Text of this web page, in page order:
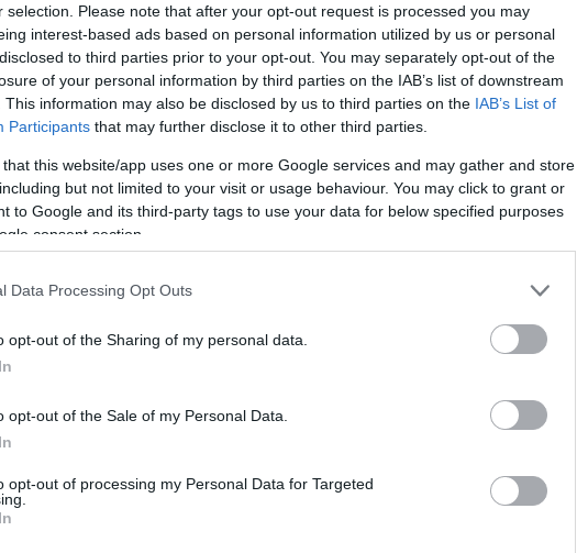
selection. Please note that after your opt-out request is processed you may
interest-based ads based on personal information utilized by us or personal
to third parties prior to your opt-out. You may separately opt-out of the
of your personal information by third parties on the IAB’s list of downstream
This information may also be disclosed by us to third parties on the IAB’s List of
Participants that may further disclose it to other third parties.
that this website/app uses one or more Google services and may gather and store
but not limited to your visit or usage behaviour. You may click to grant or
to Google and its third-party tags to use your data for below specified purposes
consent section.
Data Processing Opt Outs
opt-out of the Sharing of my personal data.
opt-out of the Sale of my Personal Data.
opt-out of processing my Personal Data for Targeted
2010:
F samt stafetter
10 + 15 km/C
sprint/F
sprint/F
30 km/C masstart
(handicap)
jakstart (handicap)
climb
sprint/C